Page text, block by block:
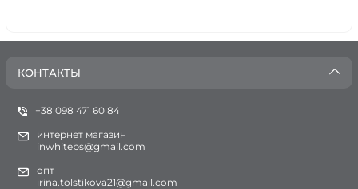
КОНТАКТЫ
+38 098 471 60 84
интернет магазин
inwhitebs@gmail.com
опт
irina.tolstikova21@gmail.com